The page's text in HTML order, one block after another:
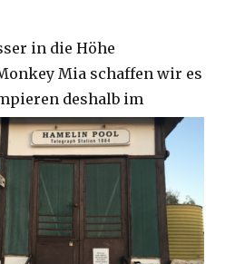
in die Höhe
Mia schaffen wir es
deshalb im